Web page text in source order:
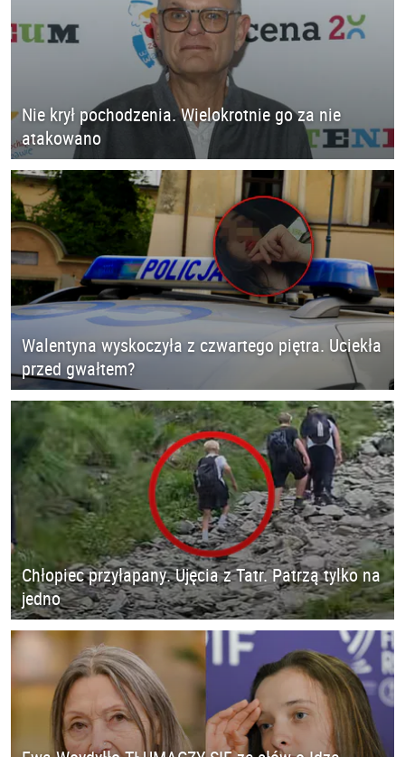
Nie krył pochodzenia. Wielokrotnie go za nie
atakowano
Walentyna wyskoczyła z czwartego piętra. Uciekła
przed gwałtem?
Chłopiec przyłapany. Ujęcia z Tatr. Patrzą tylko na
jedno